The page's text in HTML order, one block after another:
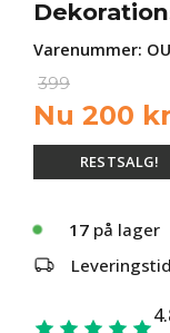
Varenummer:
399
Nu 200 kr
RESTSALG!
17 på lager